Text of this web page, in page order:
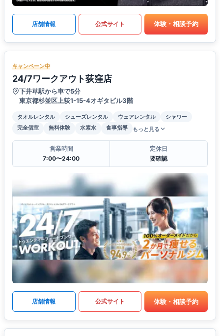
店舗情報 公式サイト 体験・相談予約
キャンペーン中
24/7ワークアウト荻窪店
下井草駅から車で5分
東京都杉並区上荻1-15-4オギタビル3階
タオルレンタル シューズレンタル ウェアレンタル
シャワー
完全個室
無料体験 水素水 食事指導 もっと見る
営業時間
7:00〜24:00
定休日
要確認
店舗情報 公式サイト 体験・相談予約